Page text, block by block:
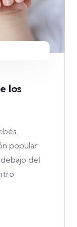
los
popular
del